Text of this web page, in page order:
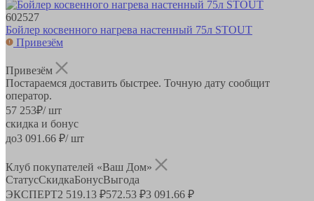
602527
Бойлер косвенного нагрева настенный 75л STOUT
Привезём
Привезём
Постараемся доставить быстрее. Точную дату сообщит
оператор.
57 253₽/ шт
скидка и бонус
до3 091.66 ₽/ шт
Клуб покупателей «Ваш Дом»
СтатусСкидкаБонусВыгода
ЭКСПЕРТ2 519.13 ₽572.53 ₽3 091.66 ₽